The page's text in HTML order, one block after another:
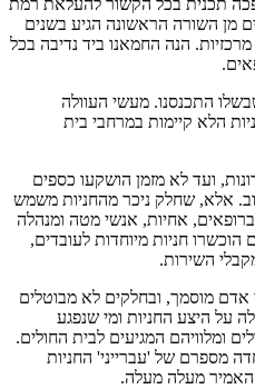
תכנית בכל הקשור להעלאת רמת
מן השורה הראשונה הגיע בשנים
הנה החמאנו ביד נדיבה בכל
התכנסנו. מעשי העוולה
הלא קיימות במרחבי בית
ועד לא מזמן הושקעו כספים
אלא, שחלק ניכר מהחניות משמש
אחיות, אנשי מטה ומנהלה
הוכשרו חניות מיוחדות לעובדים,
השירות.
אדם מוסמך, ובחלקים לא מבוטלים
על היצע החניות ומי שנפגע
ומלוויהם המגיעים לבית החולים.
מספרם של 'עברייני' החניות